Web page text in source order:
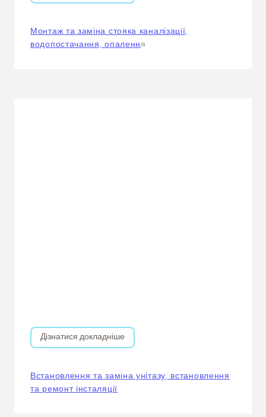
Монтаж та заміна стояка каналізації,
водопостачання, опалення
Дізнатися докладніше
Встановлення та заміна унітазу, встановлення
та ремонт інсталяції